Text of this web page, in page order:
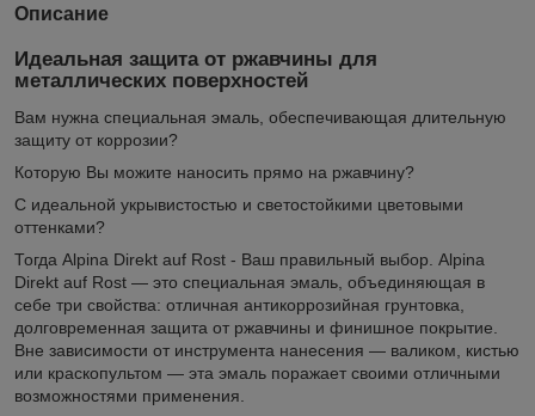
Описание
Идеальная защита от ржавчины для
металлических поверхностей
Вам нужна специальная эмаль, обеспечивающая длительную
защиту от коррозии?
Которую Вы можите наносить прямо на ржавчину?
С идеальной укрывистостью и светостойкими цветовыми
оттенками?
Тогда Alpina Direkt auf Rost - Ваш правильный выбор. Alpina
Direkt auf Rost — это специальная эмаль, объединяющая в
себе три свойства: отличная антикоррозийная грунтовка,
долговременная защита от ржавчины и финишное покрытие.
Вне зависимости от инструмента нанесения — валиком, кистью
или краскопультом — эта эмаль поражает своими отличными
возможностями применения.